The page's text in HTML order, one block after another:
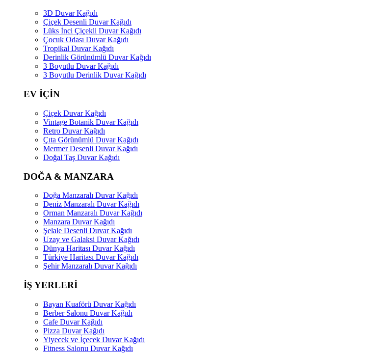
3D Duvar Kağıdı
Çiçek Desenli Duvar Kağıdı
Lüks İnci Çiçekli Duvar Kağıdı
Çocuk Odası Duvar Kağıdı
Tropikal Duvar Kağıdı
Derinlik Görünümlü Duvar Kağıdı
3 Boyutlu Duvar Kağıdı
3 Boyutlu Derinlik Duvar Kağıdı
EV İÇİN
Çiçek Duvar Kağıdı
Vintage Botanik Duvar Kağıdı
Retro Duvar Kağıdı
Çıta Görünümlü Duvar Kağıdı
Mermer Desenli Duvar Kağıdı
Doğal Taş Duvar Kağıdı
DOĞA & MANZARA
Doğa Manzaralı Duvar Kağıdı
Deniz Manzaralı Duvar Kağıdı
Orman Manzaralı Duvar Kağıdı
Manzara Duvar Kağıdı
Şelale Desenli Duvar Kağıdı
Uzay ve Galaksi Duvar Kağıdı
Dünya Haritası Duvar Kağıdı
Türkiye Haritası Duvar Kağıdı
Şehir Manzaralı Duvar Kağıdı
İŞ YERLERİ
Bayan Kuaförü Duvar Kağıdı
Berber Salonu Duvar Kağıdı
Cafe Duvar Kağıdı
Pizza Duvar Kağıdı
Yiyecek ve İçecek Duvar Kağıdı
Fitness Salonu Duvar Kağıdı